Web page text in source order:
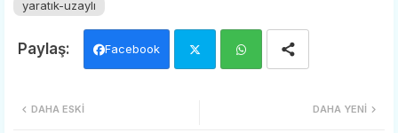
yaratık-uzaylı
Facebook
DAHA YENI
DAHA ESKI